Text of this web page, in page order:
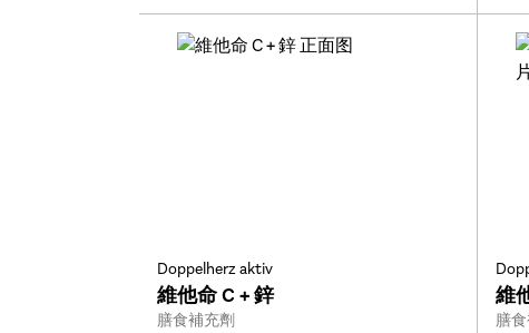
Doppelherz aktiv
維他命 C + 鋅
Type:
膳食補充劑
維
膳